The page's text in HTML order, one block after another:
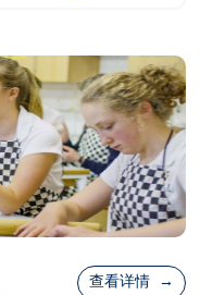
查看详情 →